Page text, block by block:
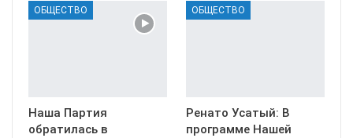
ОБЩЕСТВО
Наша Партия
обратилась в
ОБЩЕСТВО
Ренато Усатый: В
программе Нашей